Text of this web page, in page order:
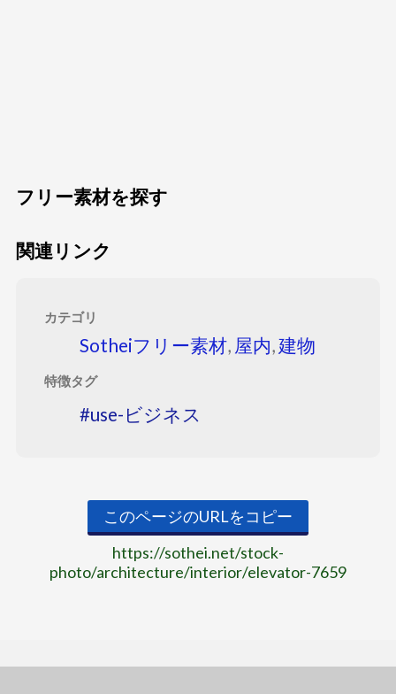
フリー素材を探す
関連リンク
カテゴリ
Sotheiフリー素材, 屋内,建物
特徴タグ
use-ビジネス
このページのURLをコピー
https://sothei.net/stock-
photo/architecture/interior/elevator-7659